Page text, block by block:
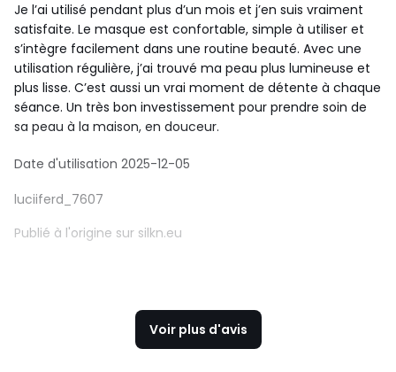
Je l’ai utilisé pendant plus d’un mois et j’en suis vraiment
satisfaite. Le masque est confortable, simple à utiliser et
s’intègre facilement dans une routine beauté. Avec une
utilisation régulière, j’ai trouvé ma peau plus lumineuse et
plus lisse. C’est aussi un vrai moment de détente à chaque
séance. Un très bon investissement pour prendre soin de
sa peau à la maison, en douceur.
Date d'utilisation 2025-12-05
luciiferd_7607
Publié à l'origine sur silkn.eu
Voir plus d'avis